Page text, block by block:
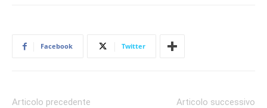
Facebook Twitter
Articolo precedente
Articolo successivo